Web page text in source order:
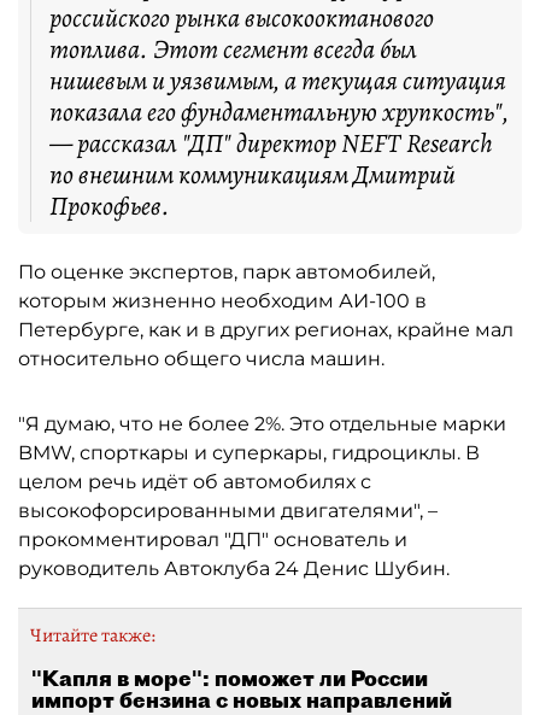
российского рынка высокооктанового
топлива. Этот сегмент всегда был
нишевым и уязвимым, а текущая ситуация
показала его фундаментальную хрупкость",
— рассказал "ДП" директор NEFT Research
по внешним коммуникациям Дмитрий
Прокофьев.
По оценке экспертов, парк автомобилей,
которым жизненно необходим АИ-100 в
Петербурге, как и в других регионах, крайне мал
относительно общего числа машин.
"Я думаю, что не более 2%. Это отдельные марки
BMW, спорткары и суперкары, гидроциклы. В
целом речь идёт об автомобилях с
высокофорсированными двигателями", –
прокомментировал "ДП" основатель и
руководитель Автоклуба 24 Денис Шубин.
Читайте также:
"Капля в море": поможет ли России
импорт бензина с новых направлений